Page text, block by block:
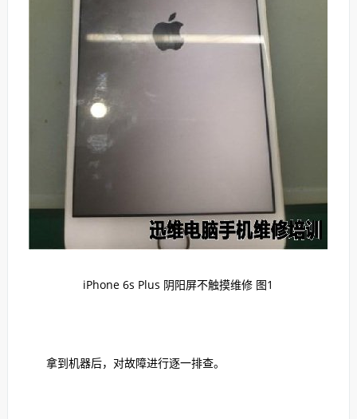
iPhone 6s Plus 阴阳屏不触摸维修 图1
拿到机器后，对故障进行逐一排查。